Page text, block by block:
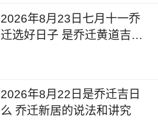
2026年8月23日七月十一乔
迁选好日子 是乔迁黄道吉日
2026年8月22日是乔迁吉日
么 乔迁新居的说法和讲究